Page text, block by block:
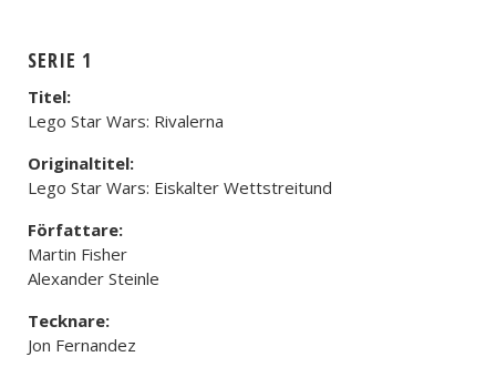
SERIE 1
Titel:
Lego Star Wars: Rivalerna
Originaltitel:
Lego Star Wars: Eiskalter Wettstreitund
Författare:
Martin Fisher
Alexander Steinle
Tecknare:
Jon Fernandez